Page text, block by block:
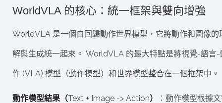
WorldVLA 的核心：統一框架與雙向增強
WorldVLA 是一個自回歸動作世界模型，它將動作和圖像的
解與生成統一起來。 WorldVLA 的最大特點是將視覺-語言-
作 (VLA) 模型（動作模型）和世界模型整合在一個框架中。
動作模型結果（Text + Image -> Action） ：動作模型根據